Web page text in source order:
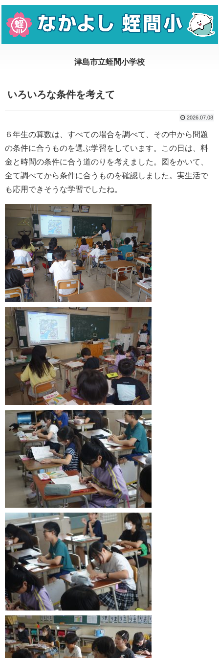
いろいろな条件を考えて
2026.07.08
６年生の算数は、すべての場合を調べて、その中から問題
の条件に合うものを選ぶ学習をしています。この日は、料
金と時間の条件に合う道のりを考えました。図をかいて、
全て調べてから条件に合うものを確認しました。実生活で
も応用できそうな学習でしたね。